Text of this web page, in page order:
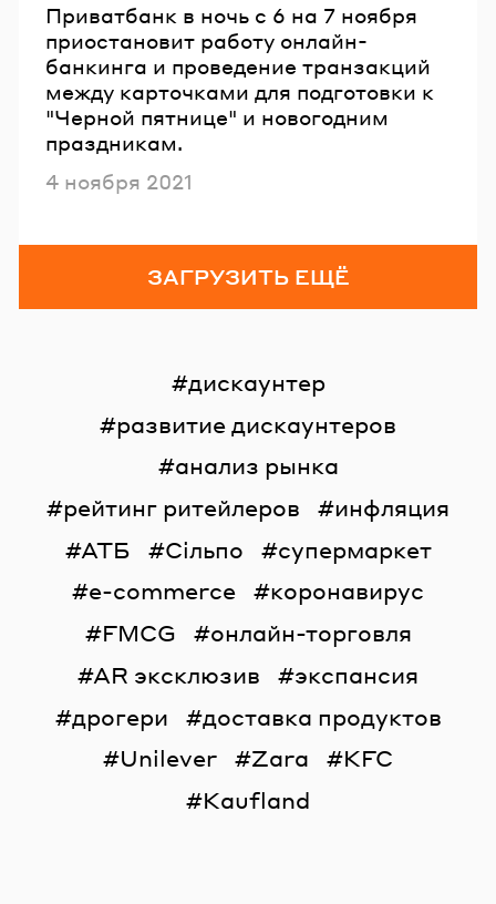
Приватбанк в ночь с 6 на 7 ноября
приостановит работу онлайн-
банкинга и проведение транзакций
между карточками для подготовки к
"Черной пятнице" и новогодним
праздникам.
Опубликовано
4 ноября 2021
ЗАГРУЗИТЬ ЕЩЁ
дискаунтер
развитие дискаунтеров
анализ рынка
рейтинг ритейлеров
инфляция
АТБ
Сільпо
супермаркет
e-commerce
коронавирус
FMCG
онлайн-торговля
AR эксклюзив
экспансия
дрогери
доставка продуктов
Unilever
Zara
KFC
Kaufland